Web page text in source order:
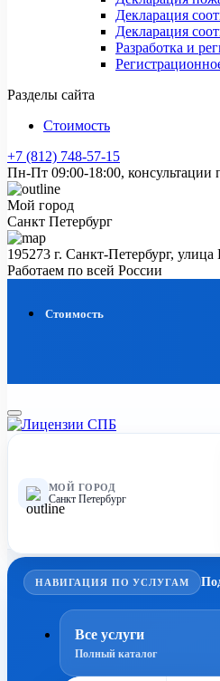
Декларация
Декларация
Разработка и
Разделы сайта
Стоимость
+7 (812) 748-57-15
Пн-Пт 09:00-18:00, консультации
Мой город
Санкт Петербург
195273 г. Санкт-Петербург,
Работаем по всей России
Стоимость
МОЙ ГОРОД
Санкт Петербург
НАВИГАЦИЯ ПО УСЛУГАМ
Все услуги
Полный каталог